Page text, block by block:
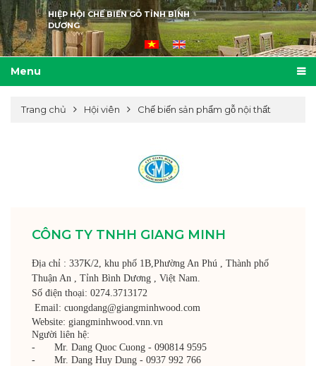
HIỆP HỘI CHẾ BIẾN GỖ TỈNH BÌNH
DƯƠNG
Menu
Trang chủ Hội viên Chế biến sản phẩm gỗ nội thất
CÔNG TY TNHH GIANG MINH
Địa chỉ : 337K/2, khu phố 1B,Phường An Phú , Thành phố
Thuận An , Tỉnh Bình Dương , Việt Nam.
Số điện thoại: 0274.3713172
Email: cuongdang@giangminhwood.com
Website: giangminhwood.vnn.vn
Người liên hệ:
-
Mr. Dang Quoc Cuong - 090814 9595
-
Mr. Dang Huy Dung - 0937 992 766